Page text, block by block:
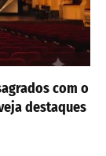
com o
destaques